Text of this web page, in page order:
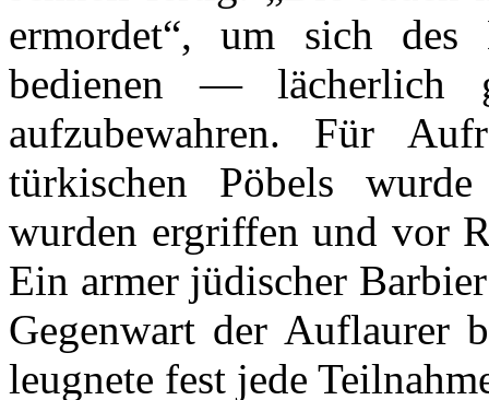
ermordet“, um sich
bedienen — lächerlich
aufzubewahren. Für
türkischen Pöbels
wurden ergriffen und vor
Ein armer jüdischer
Gegenwart der Auflaurer
leugnete fest jede